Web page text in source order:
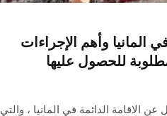
في المانيا وأهم الإجراءات
للحصول عليها
الاقامة الدائمة في المانيا ، والتي